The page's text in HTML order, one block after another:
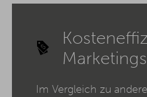
Im Vergleich zu